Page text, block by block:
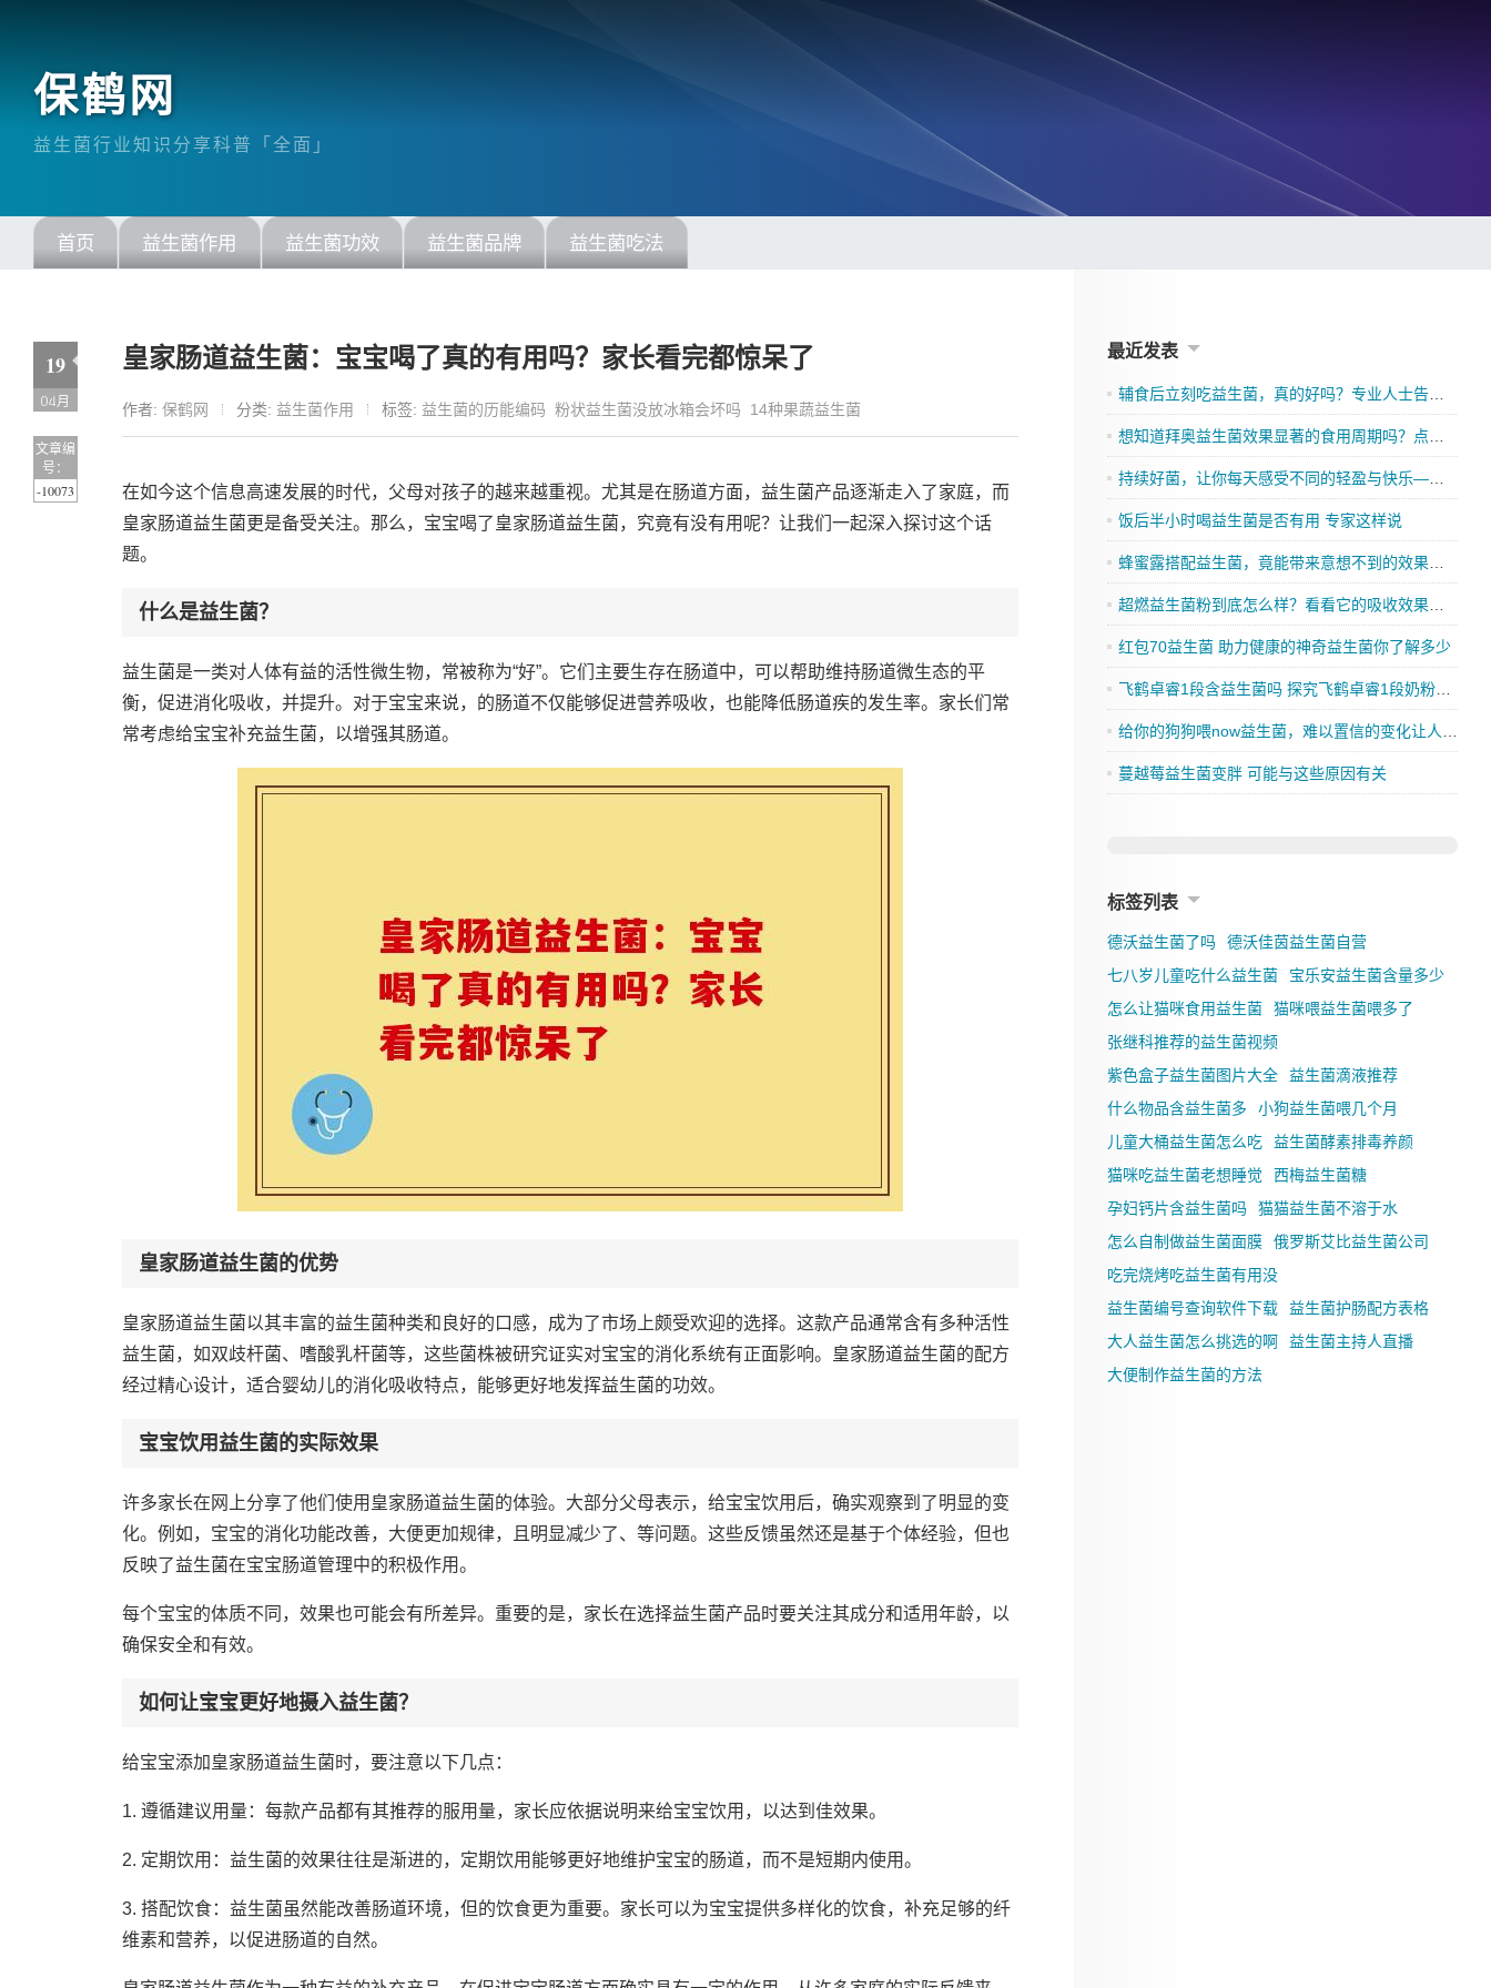
保鹤网
益生菌行业知识分享科普「全面」
首页 益生菌作用 益生菌功效 益生菌品牌 益生菌吃法
皇家肠道益生菌：宝宝喝了真的有用吗？家长看完都惊呆了
作者: 保鹤网 分类: 益生菌作用 标签: 益生菌的历能编码 粉状益生菌没放冰箱会坏吗 14种果蔬益生菌
在如今这个信息高速发展的时代，父母对孩子的越来越重视。尤其是在肠道方面，益生菌产品逐渐走入了家庭，而
皇家肠道益生菌更是备受关注。那么，宝宝喝了皇家肠道益生菌，究竟有没有用呢？让我们一起深入探讨这个话
题。
什么是益生菌？
益生菌是一类对人体有益的活性微生物，常被称为“好”。它们主要生存在肠道中，可以帮助维持肠道微生态的平
衡，促进消化吸收，并提升。对于宝宝来说，的肠道不仅能够促进营养吸收，也能降低肠道疾的发生率。家长们常
常考虑给宝宝补充益生菌，以增强其肠道。
皇家肠道益生菌的优势
皇家肠道益生菌以其丰富的益生菌种类和良好的口感，成为了市场上颇受欢迎的选择。这款产品通常含有多种活性
益生菌，如双歧杆菌、嗜酸乳杆菌等，这些菌株被研究证实对宝宝的消化系统有正面影响。皇家肠道益生菌的配方
经过精心设计，适合婴幼儿的消化吸收特点，能够更好地发挥益生菌的功效。
宝宝饮用益生菌的实际效果
许多家长在网上分享了他们使用皇家肠道益生菌的体验。大部分父母表示，给宝宝饮用后，确实观察到了明显的变
化。例如，宝宝的消化功能改善，大便更加规律，且明显减少了、等问题。这些反馈虽然还是基于个体经验，但也
反映了益生菌在宝宝肠道管理中的积极作用。
每个宝宝的体质不同，效果也可能会有所差异。重要的是，家长在选择益生菌产品时要关注其成分和适用年龄，以
确保安全和有效。
如何让宝宝更好地摄入益生菌？
给宝宝添加皇家肠道益生菌时，要注意以下几点：
1. 遵循建议用量：每款产品都有其推荐的服用量，家长应依据说明来给宝宝饮用，以达到佳效果。
2. 定期饮用：益生菌的效果往往是渐进的，定期饮用能够更好地维护宝宝的肠道，而不是短期内使用。
3. 搭配饮食：益生菌虽然能改善肠道环境，但的饮食更为重要。家长可以为宝宝提供多样化的饮食，补充足够的纤
维素和营养，以促进肠道的自然。
19
04月
文章编
号：
-10073
最近发表
辅食后立刻吃益生菌，真的好吗？专业人士告诉你
想知道拜奥益生菌效果显著的食用周期吗？点击了解吧
持续好菌，让你每天感受不同的轻盈与快乐——格兰迪莱益生菌来袭”
饭后半小时喝益生菌是否有用 专家这样说
蜂蜜露搭配益生菌，竟能带来意想不到的效果，你还在等什么？
超燃益生菌粉到底怎么样？看看它的吸收效果如何
红包70益生菌 助力健康的神奇益生菌你了解多少
飞鹤卓睿1段含益生菌吗 探究飞鹤卓睿1段奶粉的成分是否有益生菌
给你的狗狗喂now益生菌，难以置信的变化让人刮目相看
蔓越莓益生菌变胖 可能与这些原因有关
标签列表
德沃益生菌了吗
德沃佳茵益生菌自营
七八岁儿童吃什么益生菌
宝乐安益生菌含量多少
怎么让猫咪食用益生菌
猫咪喂益生菌喂多了
张继科推荐的益生菌视频
紫色盒子益生菌图片大全
益生菌滴液推荐
什么物品含益生菌多
小狗益生菌喂几个月
儿童大桶益生菌怎么吃
益生菌酵素排毒养颜
猫咪吃益生菌老想睡觉
西梅益生菌糖
孕妇钙片含益生菌吗
猫猫益生菌不溶于水
怎么自制做益生菌面膜
俄罗斯艾比益生菌公司
吃完烧烤吃益生菌有用没
益生菌编号查询软件下载
益生菌护肠配方表格
大人益生菌怎么挑选的啊
益生菌主持人直播
大便制作益生菌的方法